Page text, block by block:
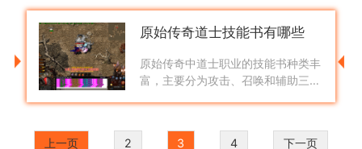
伤害，但要注意自己的体力消耗。在
面
原始传奇道士技能书有哪些
原始传奇中道士职业的技能书种类丰
富，主要分为攻击、召唤和辅助三大
魂火符是道士前期的主要远程攻击手
上一页 2 3 4 下一页